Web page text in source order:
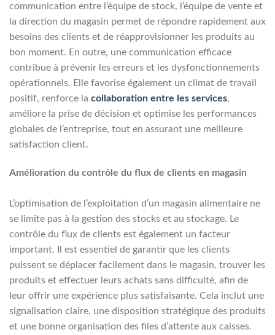
communication entre l’équipe de stock, l’équipe de vente et
la direction du magasin permet de répondre rapidement aux
besoins des clients et de réapprovisionner les produits au
bon moment. En outre, une communication efficace
contribue à prévenir les erreurs et les dysfonctionnements
opérationnels. Elle favorise également un climat de travail
positif, renforce la collaboration entre les services,
améliore la prise de décision et optimise les performances
globales de l’entreprise, tout en assurant une meilleure
satisfaction client.
Amélioration du contrôle du flux de clients en magasin
L’optimisation de l’exploitation d’un magasin alimentaire ne
se limite pas à la gestion des stocks et au stockage. Le
contrôle du flux de clients est également un facteur
important. Il est essentiel de garantir que les clients
puissent se déplacer facilement dans le magasin, trouver les
produits et effectuer leurs achats sans difficulté, afin de
leur offrir une expérience plus satisfaisante. Cela inclut une
signalisation claire, une disposition stratégique des produits
et une bonne organisation des files d’attente aux caisses.